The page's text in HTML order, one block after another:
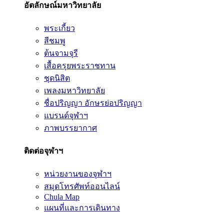
อัตลักษณ์มหาวิทยาลัย
พระเกี้ยว
สีชมพู
ต้นจามจุรี
เสื้อครุยพระราชทาน
ชุดนิสิต
เพลงมหาวิทยาลัย
ชื่อปริญญา อักษรย่อปริญญา
แบรนด์จุฬาฯ
ภาพบรรยากาศ
ติดต่อจุฬาฯ
หน่วยงานของจุฬาฯ
สมุดโทรศัพท์ออนไลน์
Chula Map
แผนที่และการเดินทาง